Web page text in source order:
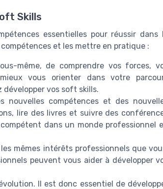
Skills
essentielles pour réussir dans
et les mettre en pratique :
même, de comprendre vos forces,
vous orienter dans votre
vos soft skills.
nouvelles compétences et des
lire des livres et suivre des
dans un monde professionnel
mêmes intérêts professionnels que
peuvent vous aider à développer
Il est donc essentiel de